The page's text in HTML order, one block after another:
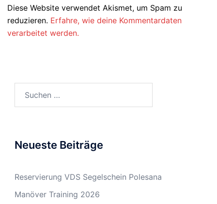
Diese Website verwendet Akismet, um Spam zu
reduzieren. Erfahre, wie deine Kommentardaten
verarbeitet werden.
Neueste Beiträge
Reservierung VDS Segelschein Polesana
Manöver Training 2026